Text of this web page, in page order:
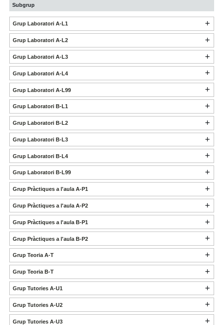
Subgrup
Grup Laboratori A-L1
Grup Laboratori A-L2
Grup Laboratori A-L3
Grup Laboratori A-L4
Grup Laboratori A-L99
Grup Laboratori B-L1
Grup Laboratori B-L2
Grup Laboratori B-L3
Grup Laboratori B-L4
Grup Laboratori B-L99
Grup Pràctiques a l'aula A-P1
Grup Pràctiques a l'aula A-P2
Grup Pràctiques a l'aula B-P1
Grup Pràctiques a l'aula B-P2
Grup Teoria A-T
Grup Teoria B-T
Grup Tutories A-U1
Grup Tutories A-U2
Grup Tutories A-U3